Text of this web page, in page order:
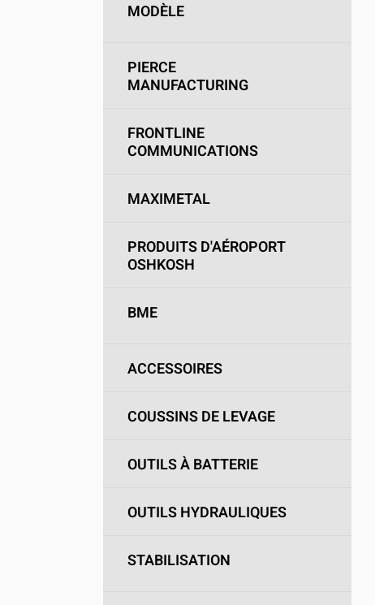
MODÈLE
PIERCE
MANUFACTURING
FRONTLINE
COMMUNICATIONS
MAXIMETAL
PRODUITS D'AÉROPORT
OSHKOSH
BME
ACCESSOIRES
COUSSINS DE LEVAGE
OUTILS À BATTERIE
OUTILS HYDRAULIQUES
STABILISATION